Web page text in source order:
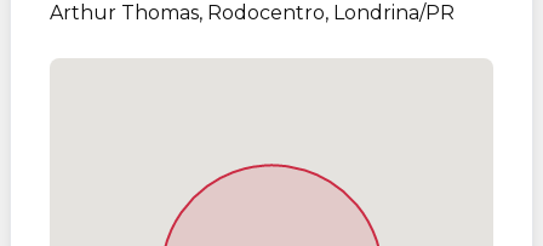
Arthur Thomas, Rodocentro, Londrina/PR